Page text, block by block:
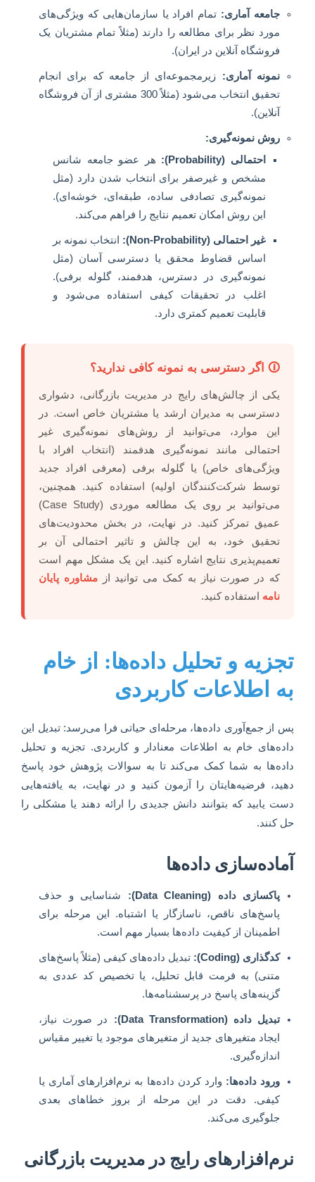
جامعه آماری: تمام افراد یا سازمان‌هایی که ویژگی‌های
مورد نظر برای مطالعه را دارند (مثلاً تمام مشتریان یک
فروشگاه آنلاین در ایران).
نمونه آماری: زیرمجموعه‌ای از جامعه که برای انجام
تحقیق انتخاب می‌شود (مثلاً 300 مشتری از آن فروشگاه
آنلاین).
روش نمونه‌گیری:
احتمالی (Probability):
هر عضو جامعه شانس
مشخص و غیرصفر برای انتخاب شدن دارد (مثل
نمونه‌گیری تصادفی ساده، طبقه‌ای، خوشه‌ای).
این روش امکان تعمیم نتایج را فراهم می‌کند.
غیر احتمالی (Non-Probability):
انتخاب نمونه بر
اساس قضاوط محقق یا دسترسی آسان (مثل
نمونه‌گیری در دسترس، هدفمند، گلوله برفی).
اغلب در تحقیقات کیفی استفاده می‌شود و
قابلیت تعمیم کمتری دارد.
🛈 اگر دسترسی به نمونه کافی ندارید؟
یکی از چالش‌های رایج در مدیریت بازرگانی، دشواری
دسترسی به مدیران ارشد یا مشتریان خاص است. در
این موارد، می‌توانید از روش‌های نمونه‌گیری غیر
احتمالی مانند نمونه‌گیری هدفمند (انتخاب افراد با
ویژگی‌های خاص) یا گلوله برفی (معرفی افراد جدید
توسط شرکت‌کنندگان اولیه) استفاده کنید. همچنین،
می‌توانید بر روی یک مطالعه موردی (Case Study)
عمیق تمرکز کنید. در نهایت، در بخش محدودیت‌های
تحقیق خود، به این چالش و تاثیر احتمالی آن بر
تعمیم‌پذیری نتایج اشاره کنید. این یک مشکل مهم است
که در صورت نیاز به کمک می توانید ازمشاوره پایان
نامه استفاده کنید.
تجزیه و تحلیل داده‌ها: از خام
به اطلاعات کاربردی
پس از جمع‌آوری داده‌ها، مرحله‌ای حیاتی فرا می‌رسد: تبدیل این
داده‌های خام به اطلاعات معنادار و کاربردی. تجزیه و تحلیل
داده‌ها به شما کمک می‌کند تا به سوالات پژوهش خود پاسخ
دهید، فرضیه‌هایتان را آزمون کنید و در نهایت، به یافته‌هایی
دست یابید که بتوانند دانش جدیدی را ارائه دهند یا مشکلی را
حل کنند.
آماده‌سازی داده‌ها
پاکسازی داده (Data Cleaning):
شناسایی و حذف
پاسخ‌های ناقص، ناسازگار یا اشتباه. این مرحله برای
اطمینان از کیفیت داده‌ها بسیار مهم است.
کدگذاری (Coding):
تبدیل داده‌های کیفی (مثلاً پاسخ‌های
متنی) به فرمت قابل تحلیل، یا تخصیص کد عددی به
گزینه‌های پاسخ در پرسشنامه‌ها.
تبدیل داده (Data Transformation):
در صورت نیاز،
ایجاد متغیرهای جدید از متغیرهای موجود یا تغییر مقیاس
اندازه‌گیری.
ورود داده‌ها: وارد کردن داده‌ها به نرم‌افزارهای آماری یا
کیفی. دقت در این مرحله از بروز خطاهای بعدی
جلوگیری می‌کند.
نرم‌افزارهای رایج در مدیریت بازرگانی